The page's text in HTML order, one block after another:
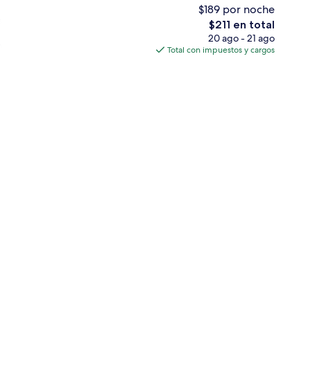
3 albercas al aire libre, sombrillas en
$189 por noche
El
precio
total
$211 en total
20 ago - 21 ago
Total con impuestos y cargos